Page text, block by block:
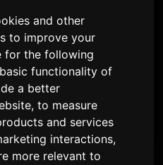
and other
to improve your
for the following
functionality of
a better
,to measure
and services
interactions,
more relevant to
12
برترین ترانه‌ها
Japan